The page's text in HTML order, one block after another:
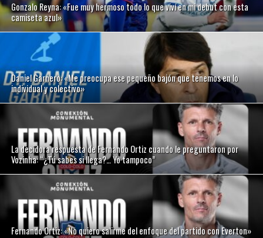
Gonzalo Reyna: «Fue muy hermoso todo lo que viví en mi debut con esta
camiseta azul»
Daniel Garnero: «Me preocupa ese pequeño bajón que tenemos en lo
individual y colectivo»
La decidora respuesta de Fernando Ortiz cuando le preguntaron por
Vozinha: “¿Tú sabes si llega?… Yo tampoco”
Fernando Ortiz: «No quiero salirme del enfoque del partido con Everton»